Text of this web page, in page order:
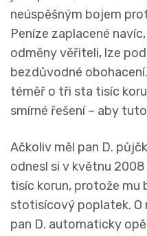
neúspěšným bojem
Peníze zaplacené
odměny věřiteli, lze
bezdůvodné
téměř o tři sta tisíc
smírné řešení – aby
Ačkoliv měl pan D.
odnesl si v květnu
tisíc korun, protože mu
stotisícový poplatek. O
pan D. automaticky